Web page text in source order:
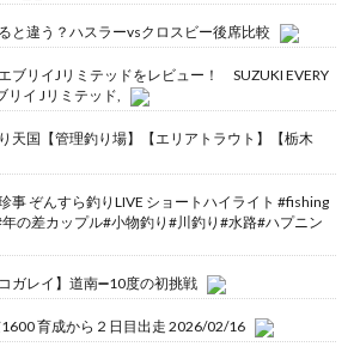
と違う？ハスラーvsクロスビー後席比較
ブリイJリミテッドをレビュー！ SUZUKI EVERY
リイ Jリミテッド,
天国【管理釣り場】【エリアトラウト】【栃木
事 ぞんすら釣りLIVE ショートハイライト #fishing
の差カップル#小物釣り#川釣り#水路#ハプニン
ガレイ】道南➖10度の初挑戦
育成から２日目出走 2026/02/16